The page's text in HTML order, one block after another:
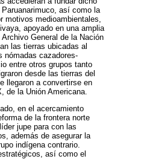
así como la
motivos medioambientales,
apoyado en una amplia
General de la Nación
las tierras ubicadas al
nómadas cazadores-
entre otros grupos tanto
desde las tierras del
llegaron a convertirse en
de la Unión Americana.
en el acercamiento
de la frontera norte
jupe para con las
además de asegurar la
indígena contrario.
así como el